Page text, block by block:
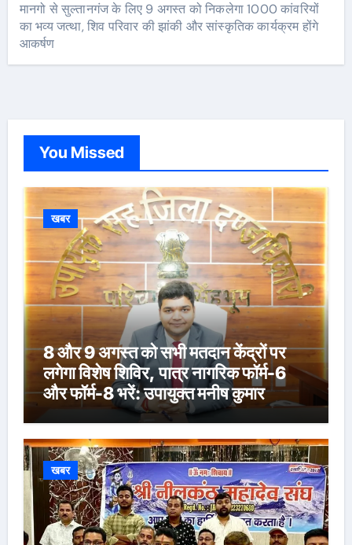
मानगो से सुल्तानगंज के लिए 9 अगस्त को निकलेगा 1000 कांवरियों
का भव्य जत्था, शिव परिवार की झांकी और सांस्कृतिक कार्यक्रम होंगे
आकर्षण
You Missed
खबर
8 और 9 अगस्त को सभी मतदान केंद्रों पर
लगेगा विशेष शिविर, पात्र नागरिक फॉर्म-6
और फॉर्म-8 भरें: उपायुक्त मनीष कुमार
खबर